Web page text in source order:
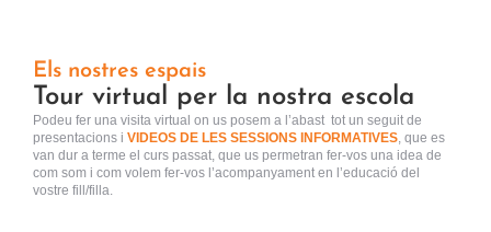
Els nostres espais
Tour virtual per la nostra escola
Podeu fer una visita virtual on us posem a l’abast tot un seguit de
presentacions i VIDEOS DE LES SESSIONS INFORMATIVES, que es
van dur a terme el curs passat, que us permetran fer-vos una idea de
com som i com volem fer-vos l’acompanyament en l’educació del
vostre fill/filla.